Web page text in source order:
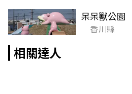
呆呆獸公園
香川縣
相關達人